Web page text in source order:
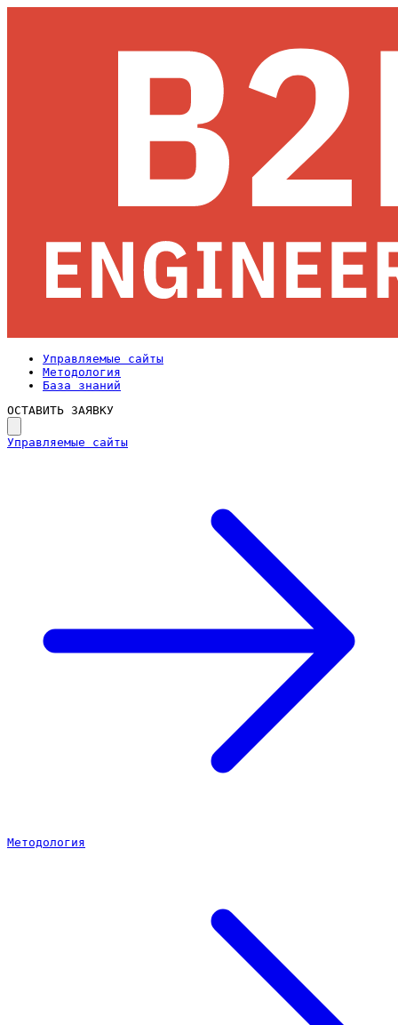
Управляемые сайты
Методология
База знаний
ОСТАВИТЬ ЗАЯВКУ
Управляемые сайты
Методология